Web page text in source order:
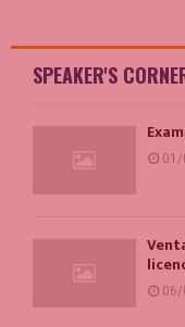
SPEAKER'S